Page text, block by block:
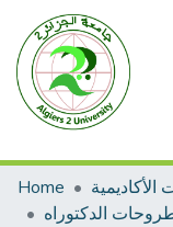
Home
الدكتوراه